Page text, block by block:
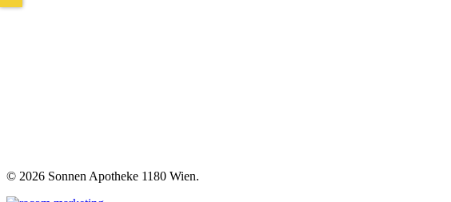
© 2026 Sonnen Apotheke 1180 Wien.